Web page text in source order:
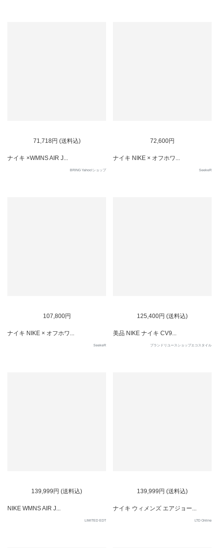
71,718円 (送料込)
ナイキ ×WMNS AIR J...
BRING Yahoo!ショップ
72,600円
ナイキ NIKE × オフホワ...
SeekeR
107,800円
ナイキ NIKE × オフホワ...
SeekeR
125,400円 (送料込)
美品 NIKE ナイキ CV9...
ブランドリユースショップエコスタイル
139,999円 (送料込)
NIKE WMNS AIR J...
LIMITED EDT
139,999円 (送料込)
ナイキ ウィメンズ エアジョー...
LTD Online